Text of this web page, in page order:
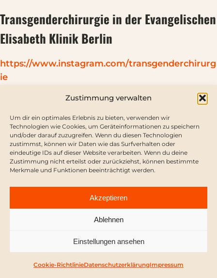
Zustimmung verwalten
Um dir ein optimales Erlebnis zu bieten, verwenden wir
Technologien wie Cookies, um Geräteinformationen zu speichern
und/oder darauf zuzugreifen. Wenn du diesen Technologien
zustimmst, können wir Daten wie das Surfverhalten oder
eindeutige IDs auf dieser Website verarbeiten. Wenn du deine
Zustimmung nicht erteilst oder zurückziehst, können bestimmte
Merkmale und Funktionen beeinträchtigt werden.
Akzeptieren
Ablehnen
Einstellungen ansehen
Cookie-RichtlinieDatenschutzerklärungImpressum
Transgenderchirurgie in der Evangelischen
Elisabeth Klinik Berlin
https://www.instagram.com/transgenderchirurg
ie
Die Klinik zeigt offen und glorifizierend schwere,
genitalverstümmelnde Eingriffe an jungen
Frauen auf einer für Mädchen zugänglichen
Plattform.
Das Reel einer Penoid-OP, die mit „Born this
https://www.instagram.com/reel/DHl5umTs5LV/
?igsh=YmZzbGRsYjBvc29l
Dr. med. Michael Krüger, Klinik
Schöneberg Berlin